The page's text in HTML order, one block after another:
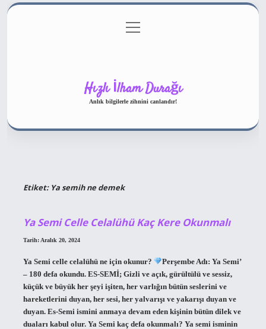
Gizlilik Politikası
menüyü
aç
Hızlı İlham Durağı
Anlık bilgilerle zihnini canlandır!
Etiket: Ya semih ne demek
Ya Semi Celle Celalühü Kaç Kere Okunmalı
Tarih: Aralık 20, 2024
Ya Semi celle celalühü ne için okunur?
Perşembe Adı: Ya Semi’
– 180 defa okundu. ES-SEMİ; Gizli ve açık, gürültülü ve sessiz,
küçük ve büyük her şeyi işiten, her varlığın bütün seslerini ve
hareketlerini duyan, her sesi, her yalvarışı ve yakarışı duyan ve
duyan. Es-Semi ismini anmaya devam eden kişinin bütün dilek ve
duaları kabul olur. Ya Semi kaç defa okunmalı? Ya semi isminin